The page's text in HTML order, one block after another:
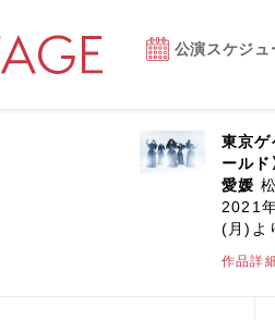
公演スケジュ
東京
ールド
愛媛
2021
(月)よ
作品詳